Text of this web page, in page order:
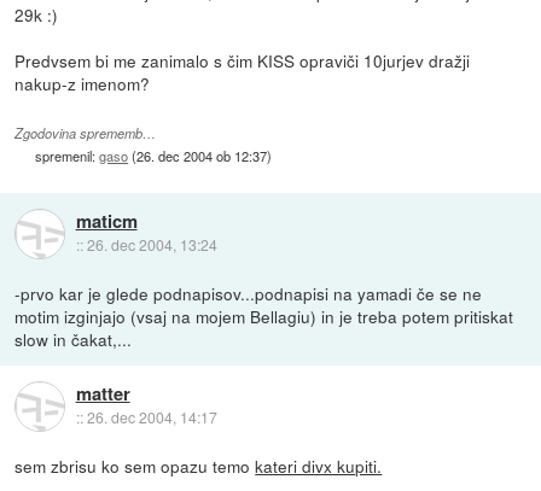
29k :)
Predvsem bi me zanimalo s čim KISS opraviči 10jurjev dražji
nakup-z imenom?
Zgodovina sprememb…
spremenil:gaso(26. dec 2004 ob 12:37)
maticm
::26. dec 2004, 13:24
-prvo kar je glede podnapisov...podnapisi na yamadi če se ne
motim izginjajo (vsaj na mojem Bellagiu) in je treba potem pritiskat
slow in čakat,...
matter
::26. dec 2004, 14:17
sem zbrisu ko sem opazu temokateri divx kupiti.